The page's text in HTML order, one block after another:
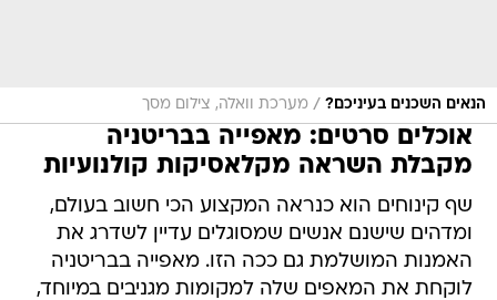
הנאים השכנים בעיניכם? / מערכת וואלה, צילום מסך
אוכלים סרטים: מאפייה בבריטניה
מקבלת השראה מקלאסיקות קולנועיות
שף קינוחים הוא כנראה המקצוע הכי חשוב בעולם,
ומדהים שישנם אנשים שמסוגלים עדיין לשדרג את
האמנות המושלמת גם ככה הזו. מאפייה בבריטניה
לוקחת את המאפים שלה למקומות מגניבים במיוחד,